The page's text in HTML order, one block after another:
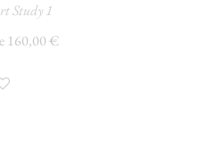
Study 1
160,00 €